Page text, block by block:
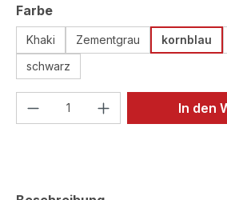
Farbeauswählen
Khaki Zementgrau kornblau
schwarz
Produkt Anzahl: GibIn den